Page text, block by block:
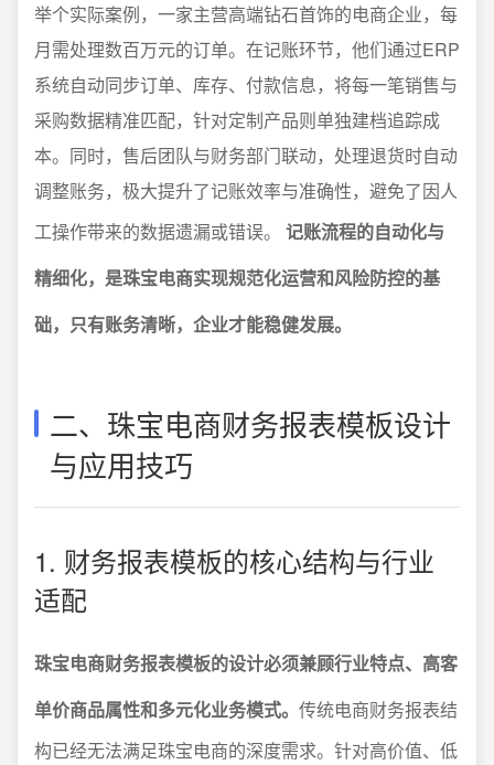
举个实际案例，一家主营高端钻石首饰的电商企业，每
月需处理数百万元的订单。在记账环节，他们通过ERP
系统自动同步订单、库存、付款信息，将每一笔销售与
采购数据精准匹配，针对定制产品则单独建档追踪成
本。同时，售后团队与财务部门联动，处理退货时自动
调整账务，极大提升了记账效率与准确性，避免了因人
工操作带来的数据遗漏或错误。 记账流程的自动化与
精细化，是珠宝电商实现规范化运营和风险防控的基
础，只有账务清晰，企业才能稳健发展。
二、珠宝电商财务报表模板设计
与应用技巧
1. 财务报表模板的核心结构与行业
适配
珠宝电商财务报表模板的设计必须兼顾行业特点、高客
单价商品属性和多元化业务模式。 传统电商财务报表结
构已经无法满足珠宝电商的深度需求。针对高价值、低